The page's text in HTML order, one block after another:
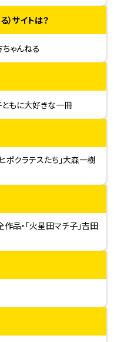
）サイトは？
ゃんねる
もに大好きな一冊
ポクラテスたち」大森一樹
作品・「火星田マチ子」吉田